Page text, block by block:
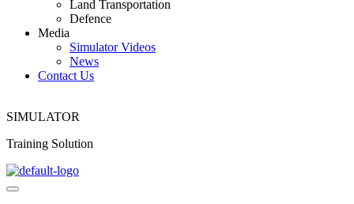
Land Transportation
Defence
Media
Simulator Videos
News
Contact Us
SIMULATOR
Training Solution